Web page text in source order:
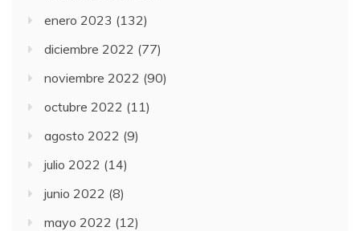
enero 2023 (132)
diciembre 2022 (77)
noviembre 2022 (90)
octubre 2022 (11)
agosto 2022 (9)
julio 2022 (14)
junio 2022 (8)
mayo 2022 (12)